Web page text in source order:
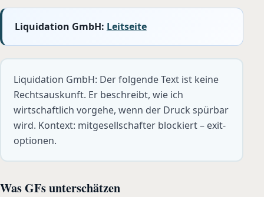
Liquidation GmbH: Leitseite
Liquidation GmbH: Der folgende Text ist keine
Rechtsauskunft. Er beschreibt, wie ich
wirtschaftlich vorgehe, wenn der Druck spürbar
wird. Kontext: mitgesellschafter blockiert – exit-
optionen.
Was GFs unterschätzen